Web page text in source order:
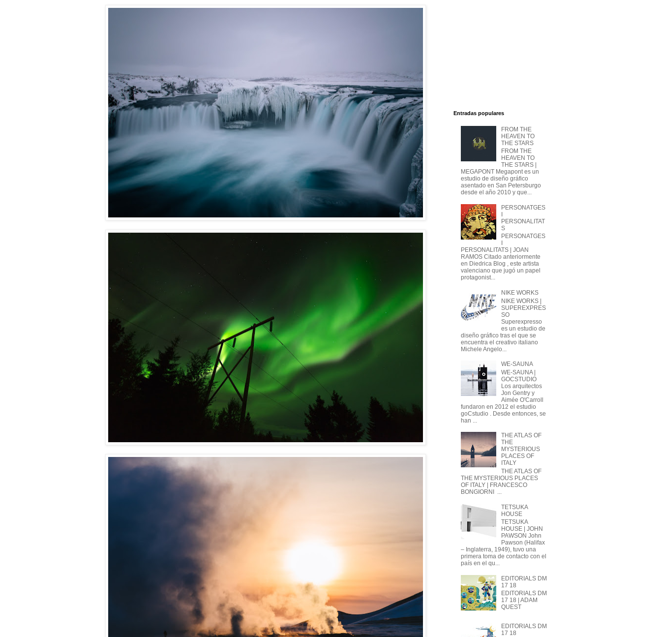
Entradas populares
FROM THE
HEAVEN TO
THE STARS
FROM THE
HEAVEN TO
THE STARS |
MEGAPONT Megapont es un
estudio de diseño gráfico
asentado en San Petersburgo
desde el año 2010 y que...
PERSONATGES
PERSONALITAT
S
PERSONATGES
PERSONALITATS | JOAN
RAMOS Citado anteriormente
en Diedrica Blog , este artista
valenciano que jugó un papel
protagonist...
NIKE WORKS
NIKE WORKS |
SUPEREXPRES
SO
Superexpresso
es un estudio de
diseño gráfico tras el que se
encuentra el creativo italiano
Michele Angelo...
WE-SAUNA
WE-SAUNA |
GOCSTUDIO
Los arquitectos
Jon Gentry y
Aimée O'Carroll
fundaron en 2012 el estudio
goCstudio . Desde entonces, se
han ...
THE ATLAS OF
THE
MYSTERIOUS
PLACES OF
ITALY
THE ATLAS OF
THE MYSTERIOUS PLACES
OF ITALY | FRANCESCO
BONGIORNI ...
TETSUKA
HOUSE
TETSUKA
HOUSE | JOHN
PAWSON John
Pawson (Halifax
– Inglaterra, 1949), tuvo una
primera toma de contacto con el
país en el qu...
EDITORIALS DM
17 18
EDITORIALS DM
17 18 | ADAM
QUEST
EDITORIALS DM
17 18